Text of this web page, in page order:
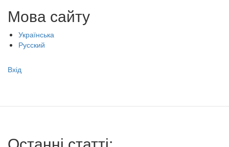
Мова сайту
Українська
Русский
Меню
записи
Вхід